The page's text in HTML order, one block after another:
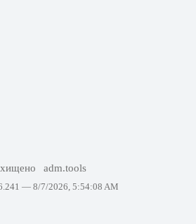
adm.tools
— 8/7/2026, 5:54:08 AM